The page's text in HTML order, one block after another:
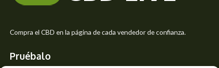
e
Compra el CBD en la página de cada vendedor de confianza.
Pruébalo